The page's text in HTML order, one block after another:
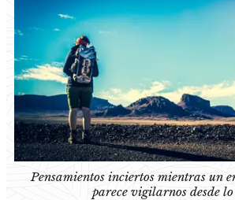
Pensamientos inciertos mientras un
parece vigilarnos desde